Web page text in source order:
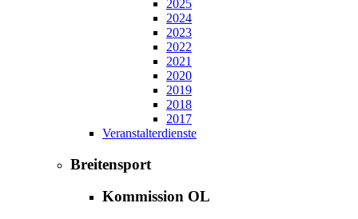
2025
2024
2023
2022
2021
2020
2019
2018
2017
Veranstalterdienste
Breitensport
Kommission OL